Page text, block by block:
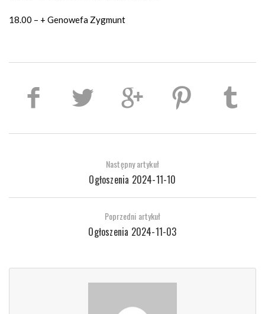
18.00 – + Genowefa Zygmunt
Następny artykuł
Ogłoszenia 2024-11-10
Poprzedni artykuł
Ogłoszenia 2024-11-03